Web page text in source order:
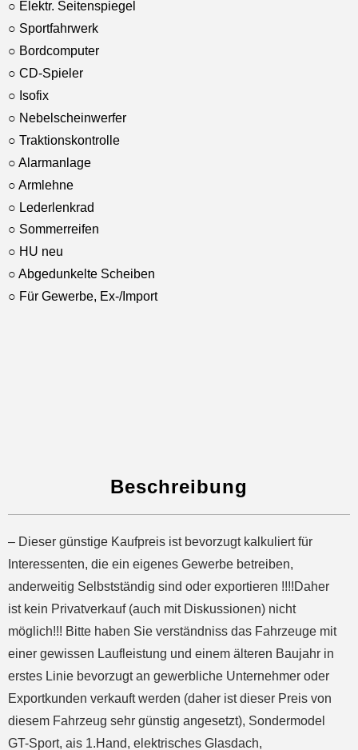
○ Elektr. Seitenspiegel
○ Sportfahrwerk
○ Bordcomputer
○ CD-Spieler
○ Isofix
○ Nebelscheinwerfer
○ Traktionskontrolle
○ Alarmanlage
○ Armlehne
○ Lederlenkrad
○ Sommerreifen
○ HU neu
○ Abgedunkelte Scheiben
○ Für Gewerbe, Ex-/Import
Beschreibung
– Dieser günstige Kaufpreis ist bevorzugt kalkuliert für
Interessenten, die ein eigenes Gewerbe betreiben,
anderweitig Selbstständig sind oder exportieren !!!!Daher
ist kein Privatverkauf (auch mit Diskussionen) nicht
möglich!!! Bitte haben Sie verständniss das Fahrzeuge mit
einer gewissen Laufleistung und einem älteren Baujahr in
erstes Linie bevorzugt an gewerbliche Unternehmer oder
Exportkunden verkauft werden (daher ist dieser Preis von
diesem Fahrzeug sehr günstig angesetzt), Sondermodel
GT-Sport, ais 1.Hand, elektrisches Glasdach,